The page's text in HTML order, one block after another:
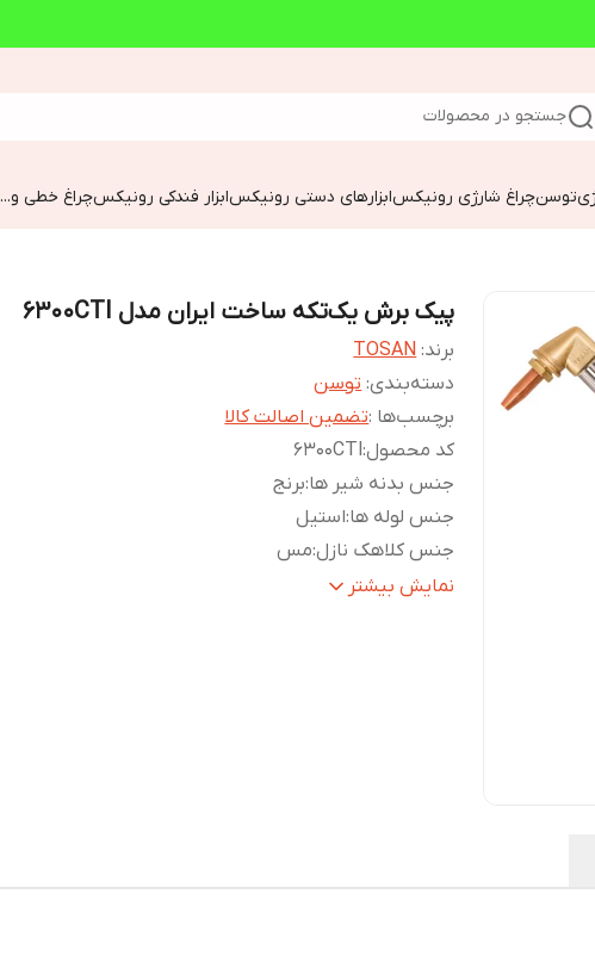
جستجو در محصولات
توسنچراغ شارژی رونیکسابزارهای دستی رونیکسابزار فندکی رونیکسچراغ خطی و...
پیک برش یک‌تکه ساخت ایران مدل 6300CTI
برند: TOSAN
دسته‌بندی:توسن
برچسب‌ها :تضمین اصالت کالا
کد محصول:
6300CTl
جنس بدنه شیر ها:برنج
جنس لوله ها:استیل
جنس کلاهک نازل:مس
جنس سوزن ها:برنج نمایش بیشتر